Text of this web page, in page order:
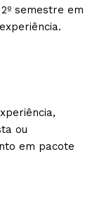
semestre em
ou
em pacote